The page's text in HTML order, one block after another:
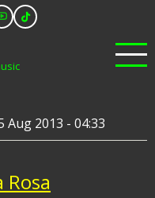
Aug 2013 - 04:33
Rosa